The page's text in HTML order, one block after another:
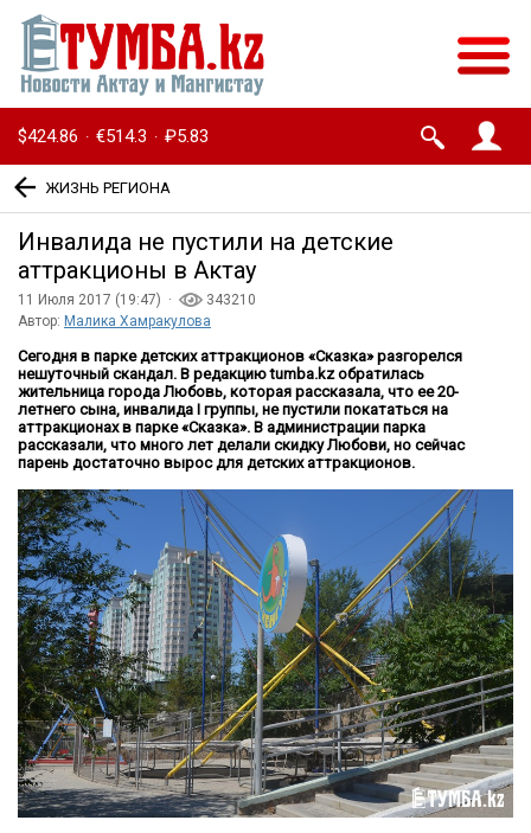
$424.86 · €514.3 · ₽5.83
ЖИЗНЬ РЕГИОНА
Инвалида не пустили на детские
аттракционы в Актау
11 Июля 2017 (19:47) ·
343210
Автор: Малика Хамракулова
Сегодня в парке детских аттракционов «Сказка» разгорелся
нешуточный скандал. В редакциюtumba.kzобратилась
жительница города Любовь, которая рассказала, что ее 20-
летнего сына, инвалида I группы, не пустили покататься на
аттракционах в парке «Сказка». В администрации парка
рассказали, что много лет делали скидку Любови, но сейчас
парень достаточно вырос для детских аттракционов.